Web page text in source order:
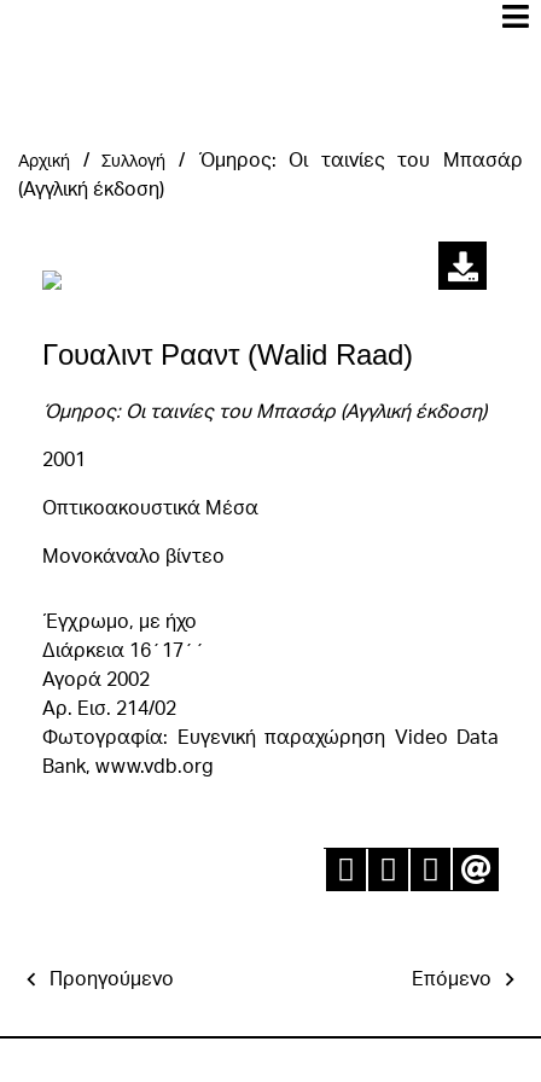
Αρχική /Συλλογή / Όμηρος: Oι ταινίες του Μπασάρ
(Αγγλική έκδοση)
Γουαλιντ Ρααντ (Walid Raad)
Όμηρος: Oι ταινίες του Μπασάρ (Αγγλική έκδοση)
2001
Οπτικοακουστικά Μέσα
Μονοκάναλο βίντεο
Έγχρωμο, με ήχο
Διάρκεια 16΄17΄΄
Αγορά 2002
Aρ. Εισ. 214/02
Φωτογραφία: Ευγενική παραχώρηση Video Data
Bank, www.vdb.org
Προηγούμενο Επόμενο